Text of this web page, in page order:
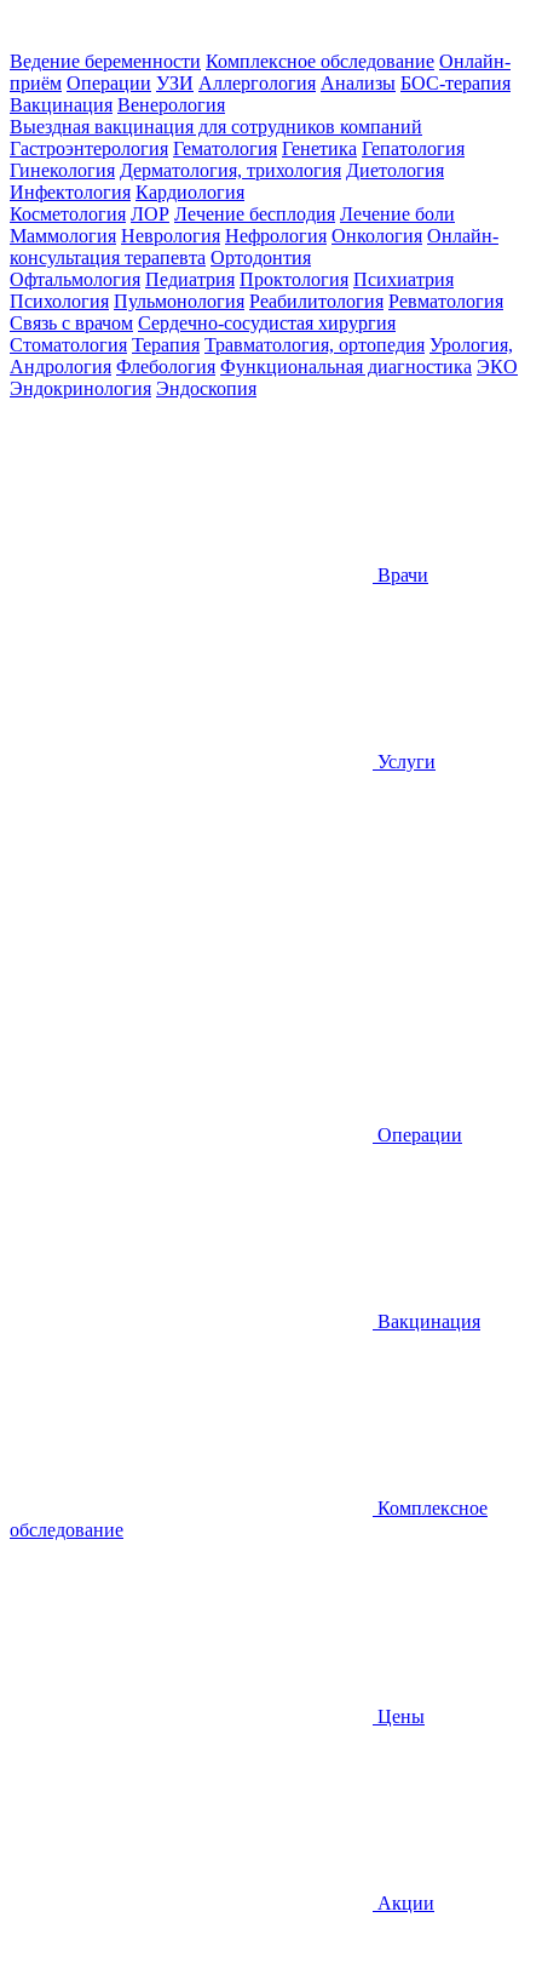
Ведение беременности Комплексное обследование Онлайн-
приём Операции УЗИ Аллергология Анализы БОС-терапия
Вакцинация Венерология
Выездная вакцинация для сотрудников компаний
Гастроэнтерология Гематология Генетика Гепатология
Гинекология Дерматология, трихология Диетология
Инфектология Кардиология
Косметология ЛОР Лечение бесплодия Лечение боли
Маммология Неврология Нефрология Онкология Онлайн-
консультация терапевта Ортодонтия
Офтальмология Педиатрия Проктология Психиатрия
Психология Пульмонология Реабилитология Ревматология
Связь с врачом Сердечно-сосудистая хирургия
Стоматология Терапия Травматология, ортопедия Урология,
Андрология Флебология Функциональная диагностика ЭКО
Эндокринология Эндоскопия
Врачи
Услуги
Операции
Вакцинация
Комплексное
обследование
Цены
Акции